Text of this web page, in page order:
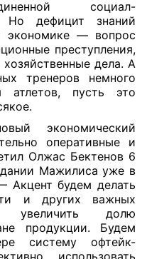
социал-
Но дефицит знаний
экономике — вопрос
преступления,
дела. А
тренеров немного
атлетов, пусть это
экономический
оперативные и
Олжас Бектенов 6
Мажилиса уже в
Акцент будем делать
и других важных
увеличить долю
продукции. Будем
систему офтейк-
использовать